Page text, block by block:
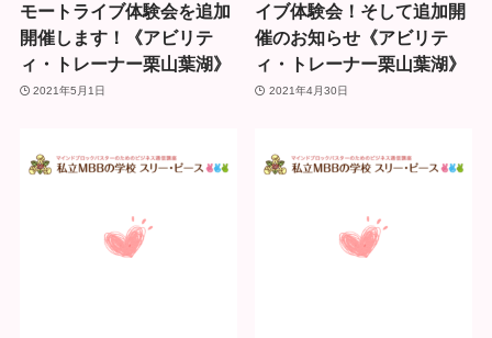
モートライブ体験会を追加
開催します！《アビリテ
ィ・トレーナー栗山葉湖》
2021年5月1日
イブ体験会！そして追加開
催のお知らせ《アビリテ
ィ・トレーナー栗山葉湖》
2021年4月30日